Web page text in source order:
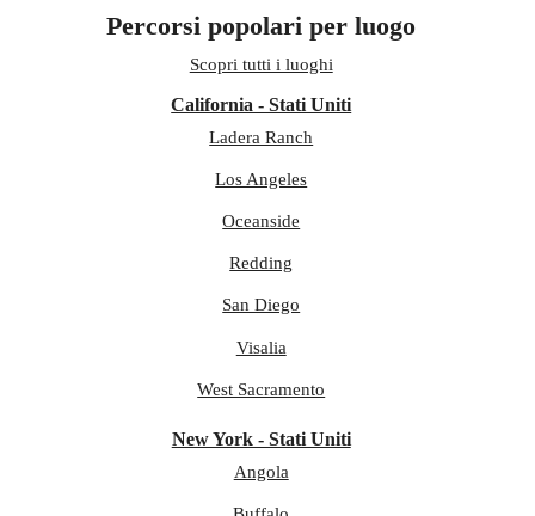
Percorsi popolari per luogo
Scopri tutti i luoghi
California - Stati Uniti
Ladera Ranch
Los Angeles
Oceanside
Redding
San Diego
Visalia
West Sacramento
New York - Stati Uniti
Angola